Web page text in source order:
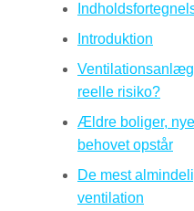
Introduktion
reelle risiko?
Ældre boliger,
behovet opstår
De mest
ventilation